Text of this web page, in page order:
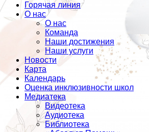
Горячая линия
О нас
О нас
Команда
Наши достижения
Наши услуги
Новости
Карта
Календарь
Оценка инклюзивности школ
Медиатека
Видеотека
Аудиотека
Библиотека